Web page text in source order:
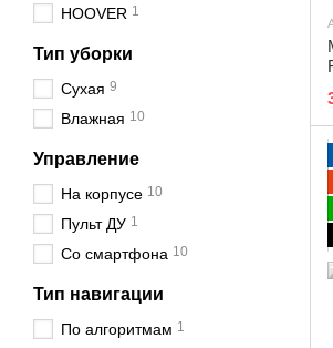
HOOVER 1
Тип уборки
Сухая 9
Влажная 10
Управление
На корпусе 10
Пульт ДУ 1
Со смартфона 10
Тип навигации
По алгоритмам 1